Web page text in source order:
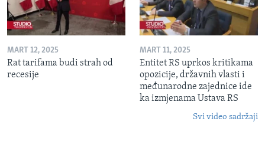
MART 12, 2025
Rat tarifama budi strah od
recesije
MART 11, 2025
Entitet RS uprkos kritikama
opozicije, državnih vlasti i
međunarodne zajednice ide
ka izmjenama Ustava RS
Svi video sadržaji